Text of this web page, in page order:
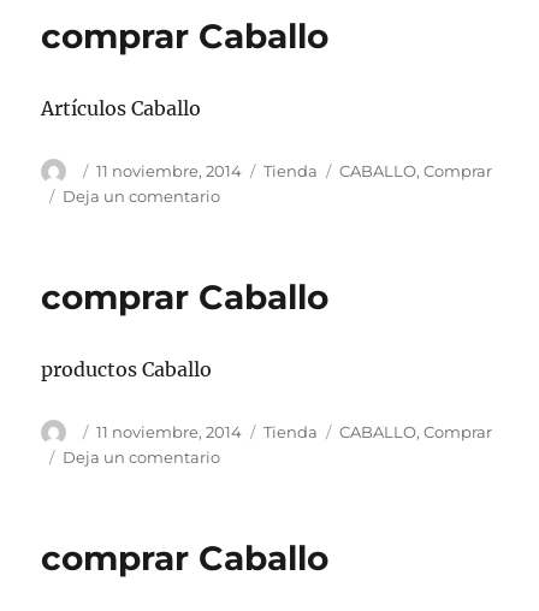
comprar Caballo
Artículos Caballo
Autor
Publicado
el
11 noviembre, 2014 Categorías
Tienda Etiquetas
CABALLO,Comprar
Deja un comentarioen
comprar Caballo
productos Caballo
Autor
Publicado
el
11 noviembre, 2014 Categorías
Tienda Etiquetas
CABALLO,Comprar
Deja un comentarioen
comprar Caballo